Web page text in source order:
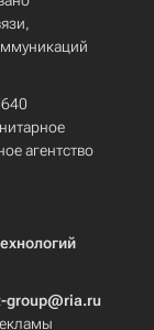
агентство
group@ria.ru